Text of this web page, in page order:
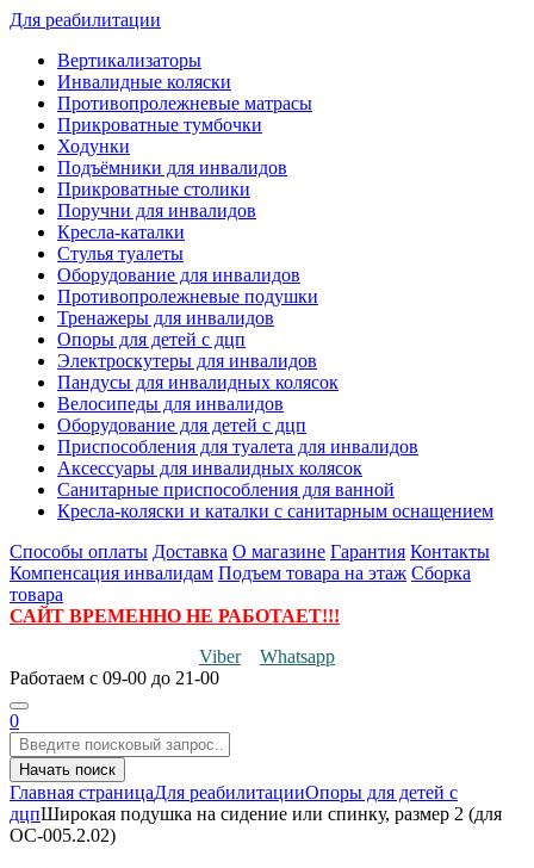
Для реабилитации
Вертикализаторы
Инвалидные коляски
Противопролежневые матрасы
Прикроватные тумбочки
Ходунки
Подъёмники для инвалидов
Прикроватные столики
Поручни для инвалидов
Кресла-каталки
Стулья туалеты
Оборудование для инвалидов
Противопролежневые подушки
Тренажеры для инвалидов
Опоры для детей с дцп
Электроскутеры для инвалидов
Пандусы для инвалидных колясок
Велосипеды для инвалидов
Оборудование для детей с дцп
Приспособления для туалета для инвалидов
Аксессуары для инвалидных колясок
Санитарные приспособления для ванной
Кресла-коляски и каталки с санитарным оснащением
Способы оплаты Доставка О магазине Гарантия Контакты
Компенсация инвалидам Подъем товара на этаж Сборка
товара
САЙТ ВРЕМЕННО НЕ РАБОТАЕТ!!!
Viber
Whatsapp
Работаем с 09-00 до 21-00
0
Начать поиск
Главная страницаДля реабилитацииОпоры для детей с
дцпШирокая подушка на сидение или спинку, размер 2 (для
ОС-005.2.02)